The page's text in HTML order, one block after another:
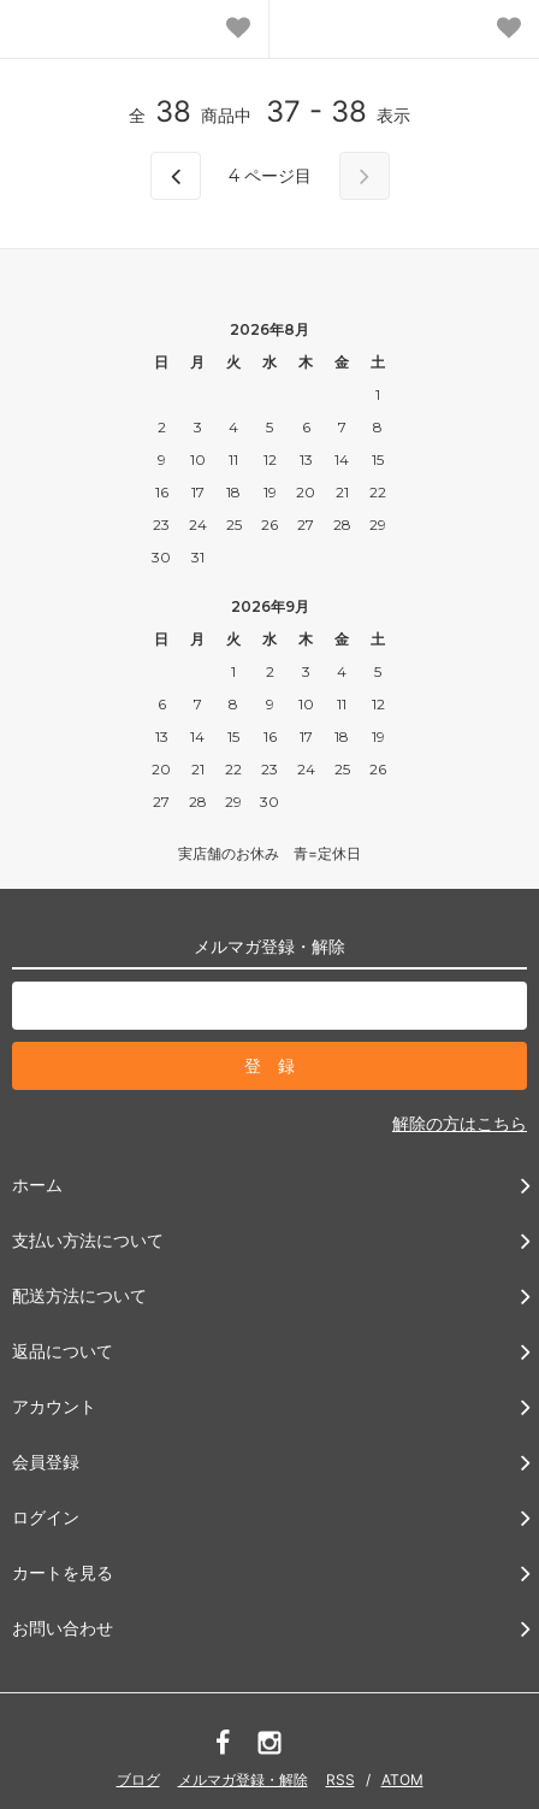
全 38 商品中 37 - 38 表示
4 ページ目
2026年8月
日
月 火 水 木 金
土
1
2
3 4 5 6 7
8
9
10 11 12 13 14
15
16
17 18 19 20 21
22
23
24 25 26 27 28
29
30
31
2026年9月
日
月 火 水 木 金
土
1
2 3 4
5
6
7 8 9 10 11
12
13
14 15 16 17 18
19
20
21 22 23 24 25
26
27
28 29 30
実店舗のお休み 青=定休日
メルマガ登録・解除
解除の方はこちら
ホーム
支払い方法について
配送方法について
返品について
アカウント
会員登録
ログイン
カートを見る
お問い合わせ
ブログ メルマガ登録・解除 RSS / ATOM